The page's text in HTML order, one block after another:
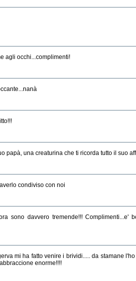
agli occhi...complimenti!
papà, una creaturina che ti ricorda tutto il suo
condiviso con noi
sono davvero tremende!!! Complimenti...e'
mi ha fatto venire i brividi..... da stamane
enorme!!!!